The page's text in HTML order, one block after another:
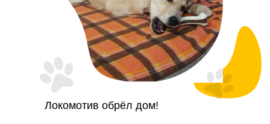
Локомотив обрёл дом!